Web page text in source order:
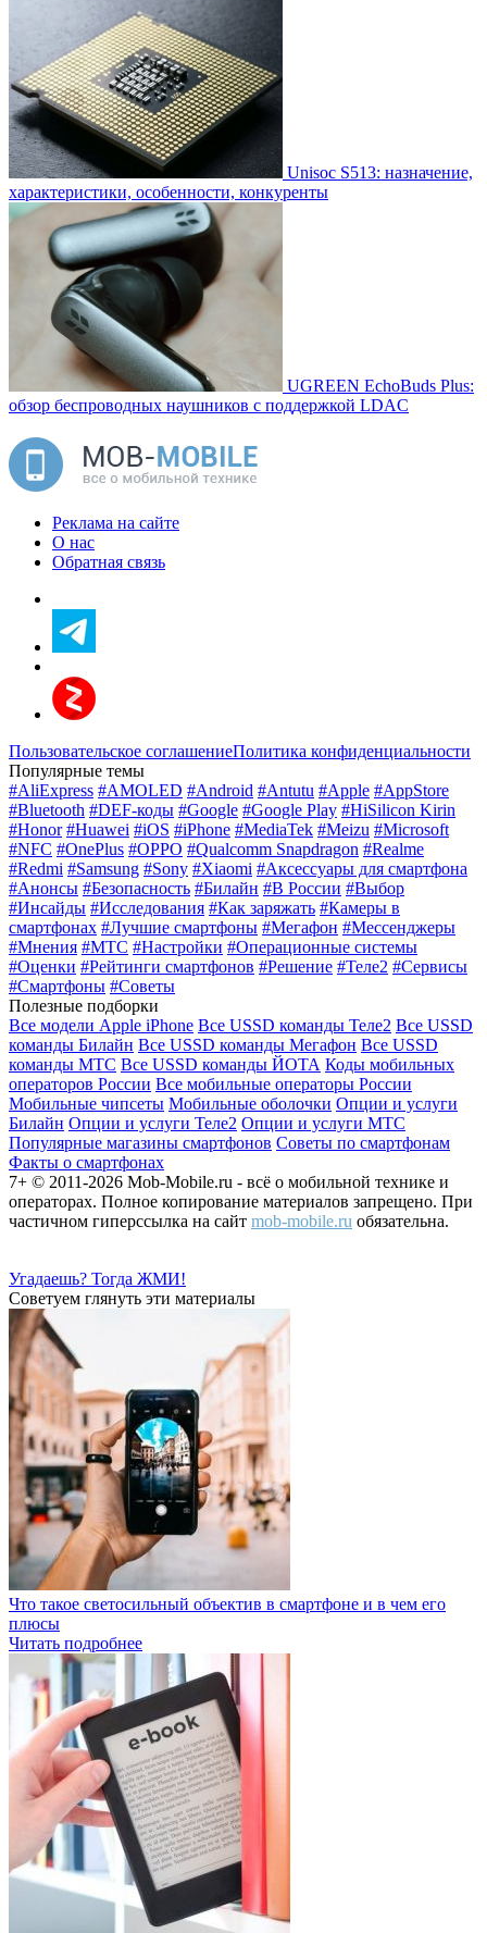
Unisoc S513: назначение,
характеристики, особенности, конкуренты
UGREEN EchoBuds Plus:
обзор беспроводных наушников с поддержкой LDAC
Реклама на сайте
О нас
Обратная связь
Пользовательское соглашениеПолитика конфиденциальности
Популярные темы
#AliExpress #AMOLED #Android #Antutu #Apple #AppStore
#Bluetooth #DEF-коды #Google #Google Play #HiSilicon Kirin
#Honor #Huawei #iOS #iPhone #MediaTek #Meizu #Microsoft
#NFC #OnePlus #OPPO #Qualcomm Snapdragon #Realme
#Redmi #Samsung #Sony #Xiaomi #Аксессуары для смартфона
#Анонсы #Безопасность #Билайн #В России #Выбор
#Инсайды #Исследования #Как заряжать #Камеры в
смартфонах #Лучшие смартфоны #Мегафон #Мессенджеры
#Мнения #МТС #Настройки #Операционные системы
#Оценки #Рейтинги смартфонов #Решение #Теле2 #Сервисы
#Смартфоны #Советы
Полезные подборки
Все модели Apple iPhone Все USSD команды Теле2 Все USSD
команды Билайн Все USSD команды Мегафон Все USSD
команды МТС Все USSD команды ЙОТА Коды мобильных
операторов России Все мобильные операторы России
Мобильные чипсеты Мобильные оболочки Опции и услуги
Билайн Опции и услуги Теле2 Опции и услуги МТС
Популярные магазины смартфонов Советы по смартфонам
Факты о смартфонах
7+ © 2011-2026 Mob-Mobile.ru - всё о мобильной технике и
операторах. Полное копирование материалов запрещено. При
частичном гиперссылка на сайт mob-mobile.ru обязательна.
Угадаешь? Тогда ЖМИ!
Советуем глянуть эти материалы
Что такое светосильный объектив в смартфоне и в чем его
плюсы
Читать подробнее